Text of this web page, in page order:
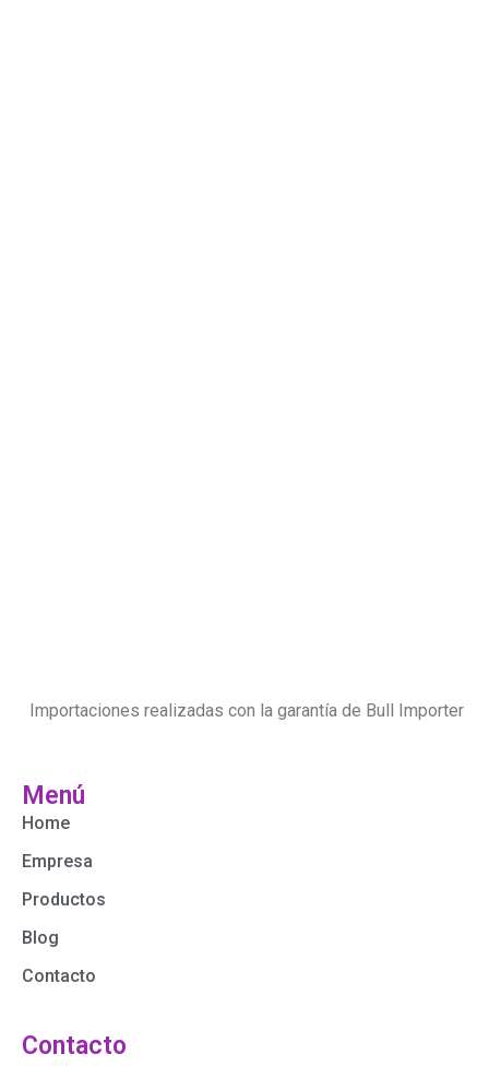
Importaciones realizadas con la garantía de Bull Importer
Menú
Home
Empresa
Productos
Blog
Contacto
Contacto